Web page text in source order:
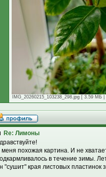
IMG_20260215_103238_298.jpg [ 3.59 МБ
Re: Лимоны
меня похожая картина. И не
в течение зимы.
"сушит" края листовых пластинок